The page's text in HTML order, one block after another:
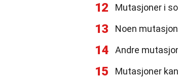
12 Mutasjoner i
13 Noen
14 Andre
15 Mutasjoner